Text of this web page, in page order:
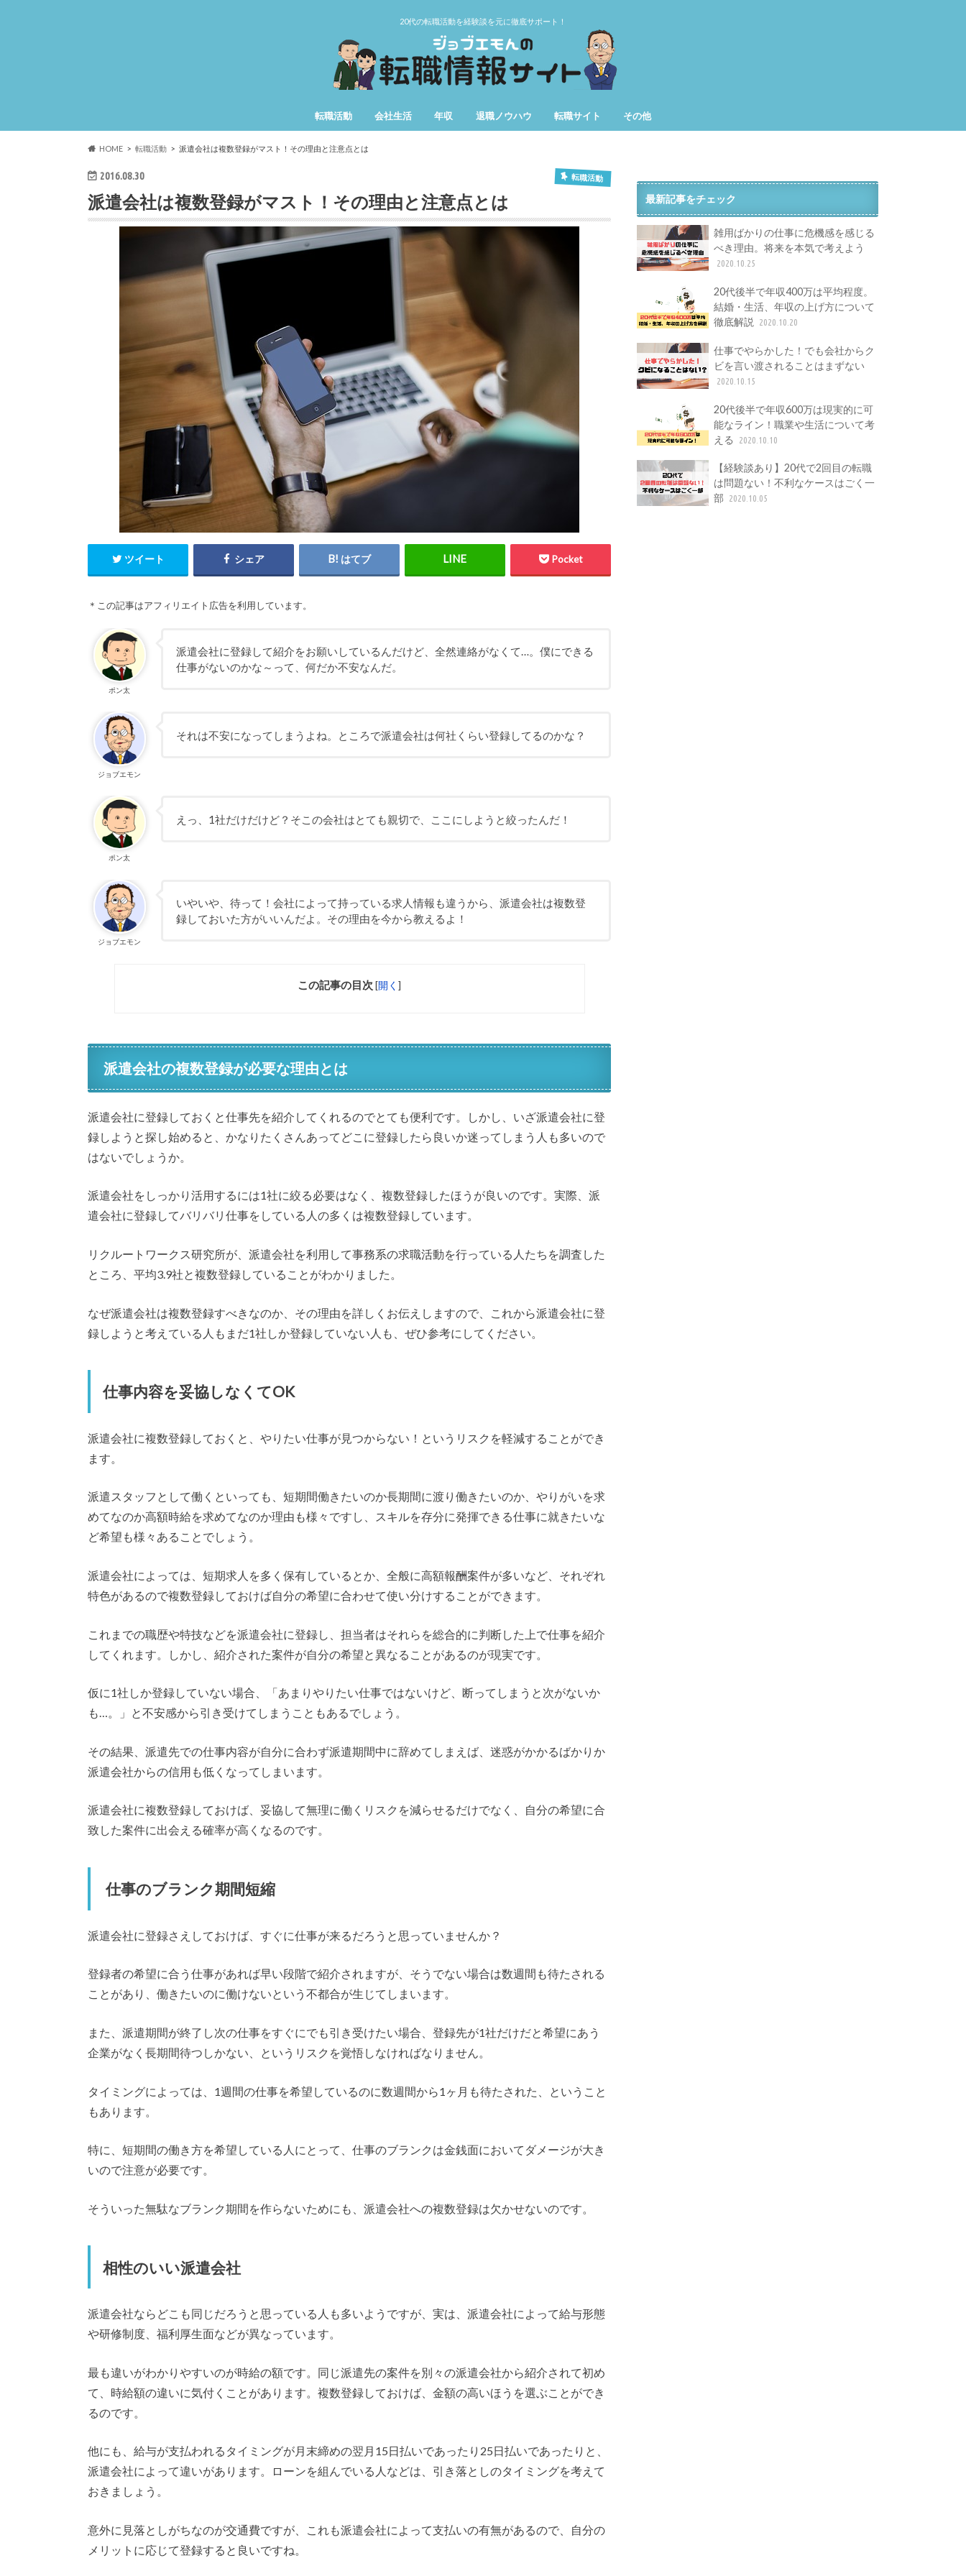
20代の転職活動を経験談を元に徹底サポート！
転職活動 会社生活 年収 退職ノウハウ 転職サイト その他
HOME 転職活動 派遣会社は複数登録がマスト！その理由と注意点とは
2016.08.30 転職活動
派遣会社は複数登録がマスト！その理由と注意点とは
ツイート シェア はてブ Pocket
＊この記事はアフィリエイト広告を利用しています。
ポン太
派遣会社に登録して紹介をお願いしているんだけど、全然連絡がなくて…。僕にできる
仕事がないのかな～って、何だか不安なんだ。
ジョブエモン
それは不安になってしまうよね。ところで派遣会社は何社くらい登録してるのかな？
ポン太
えっ、1社だけだけど？そこの会社はとても親切で、ここにしようと絞ったんだ！
ジョブエモン
いやいや、待って！会社によって持っている求人情報も違うから、派遣会社は複数登
録しておいた方がいいんだよ。その理由を今から教えるよ！
この記事の目次 [開く ]
派遣会社の複数登録が必要な理由とは
派遣会社に登録しておくと仕事先を紹介してくれるのでとても便利です。しかし、いざ派遣会社に登
録しようと探し始めると、かなりたくさんあってどこに登録したら良いか迷ってしまう人も多いので
はないでしょうか。
派遣会社をしっかり活用するには1社に絞る必要はなく、複数登録したほうが良いのです。実際、派
遣会社に登録してバリバリ仕事をしている人の多くは複数登録しています。
リクルートワークス研究所が、派遣会社を利用して事務系の求職活動を行っている人たちを調査した
ところ、平均3.9社と複数登録していることがわかりました。
なぜ派遣会社は複数登録すべきなのか、その理由を詳しくお伝えしますので、これから派遣会社に登
録しようと考えている人もまだ1社しか登録していない人も、ぜひ参考にしてください。
仕事内容を妥協しなくてOK
派遣会社に複数登録しておくと、やりたい仕事が見つからない！というリスクを軽減することができ
ます。
派遣スタッフとして働くといっても、短期間働きたいのか長期間に渡り働きたいのか、やりがいを求
めてなのか高額時給を求めてなのか理由も様々ですし、スキルを存分に発揮できる仕事に就きたいな
ど希望も様々あることでしょう。
派遣会社によっては、短期求人を多く保有しているとか、全般に高額報酬案件が多いなど、それぞれ
特色があるので複数登録しておけば自分の希望に合わせて使い分けすることができます。
これまでの職歴や特技などを派遣会社に登録し、担当者はそれらを総合的に判断した上で仕事を紹介
してくれます。しかし、紹介された案件が自分の希望と異なることがあるのが現実です。
仮に1社しか登録していない場合、「あまりやりたい仕事ではないけど、断ってしまうと次がないか
も…。」と不安感から引き受けてしまうこともあるでしょう。
その結果、派遣先での仕事内容が自分に合わず派遣期間中に辞めてしまえば、迷惑がかかるばかりか
派遣会社からの信用も低くなってしまいます。
派遣会社に複数登録しておけば、妥協して無理に働くリスクを減らせるだけでなく、自分の希望に合
致した案件に出会える確率が高くなるのです。
仕事のブランク期間短縮
派遣会社に登録さえしておけば、すぐに仕事が来るだろうと思っていませんか？
登録者の希望に合う仕事があれば早い段階で紹介されますが、そうでない場合は数週間も待たされる
ことがあり、働きたいのに働けないという不都合が生じてしまいます。
また、派遣期間が終了し次の仕事をすぐにでも引き受けたい場合、登録先が1社だけだと希望にあう
企業がなく長期間待つしかない、というリスクを覚悟しなければなりません。
タイミングによっては、1週間の仕事を希望しているのに数週間から1ヶ月も待たされた、ということ
もあります。
特に、短期間の働き方を希望している人にとって、仕事のブランクは金銭面においてダメージが大き
いので注意が必要です。
そういった無駄なブランク期間を作らないためにも、派遣会社への複数登録は欠かせないのです。
相性のいい派遣会社
派遣会社ならどこも同じだろうと思っている人も多いようですが、実は、派遣会社によって給与形態
や研修制度、福利厚生面などが異なっています。
最も違いがわかりやすいのが時給の額です。同じ派遣先の案件を別々の派遣会社から紹介されて初め
て、時給額の違いに気付くことがあります。複数登録しておけば、金額の高いほうを選ぶことができ
るのです。
他にも、給与が支払われるタイミングが月末締めの翌月15日払いであったり25日払いであったりと、
派遣会社によって違いがあります。ローンを組んでいる人などは、引き落としのタイミングを考えて
おきましょう。
意外に見落としがちなのが交通費ですが、これも派遣会社によって支払いの有無があるので、自分の
メリットに応じて登録すると良いですね。
最新記事をチェック
雑用ばかりの仕事に危機感を感じる
べき理由。将来を本気で考えよう
2020.10.25
20代後半で年収400万は平均程度。
結婚・生活、年収の上げ方について
徹底解説
2020.10.20
仕事でやらかした！でも会社からク
ビを言い渡されることはまずない
2020.10.15
20代後半で年収600万は現実的に可
能なライン！職業や生活について考
える
2020.10.10
【経験談あり】20代で2回目の転職
は問題ない！不利なケースはごく一
部
2020.10.05